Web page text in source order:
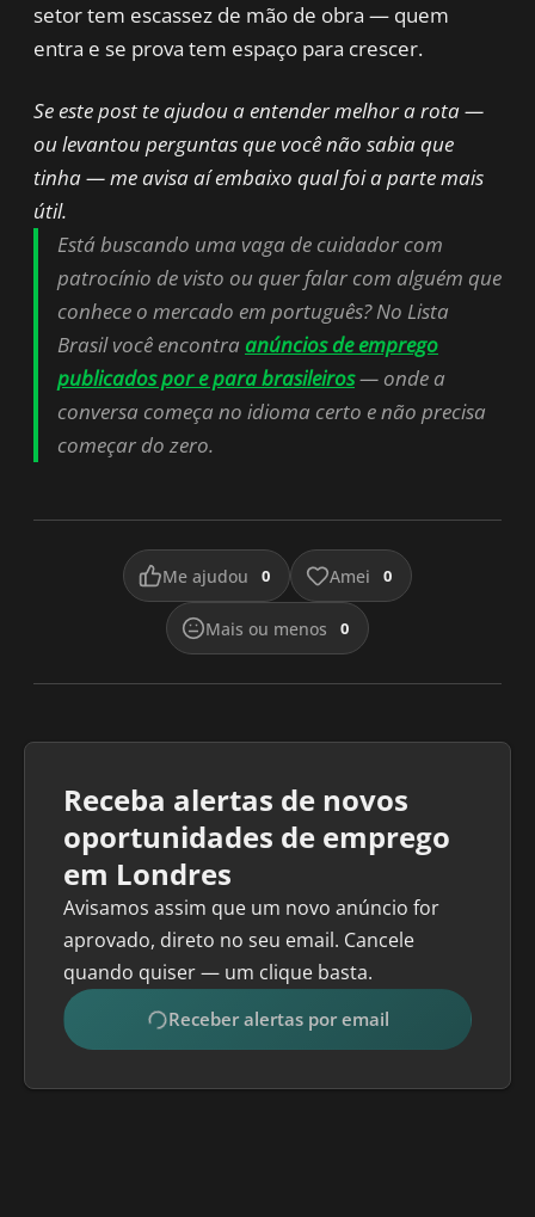
setor tem escassez de mão de obra — quem
entra e se prova tem espaço para crescer.
Se este post te ajudou a entender melhor a rota —
ou levantou perguntas que você não sabia que
tinha — me avisa aí embaixo qual foi a parte mais
útil.
Está buscando uma vaga de cuidador com
patrocínio de visto ou quer falar com alguém que
conhece o mercado em português? No Lista
Brasil você encontra anúncios de emprego
publicados por e para brasileiros— onde a
conversa começa no idioma certo e não precisa
começar do zero.
Me ajudou 0 Amei 0
Mais ou menos 0
Receba alertas de novos
oportunidades de emprego
em Londres
Avisamos assim que um novo anúncio for
aprovado, direto no seu email. Cancele
quando quiser — um clique basta.
Receber alertas por email